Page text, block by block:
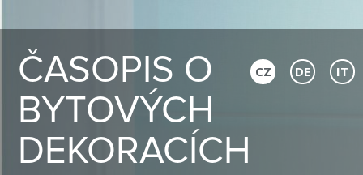
ČASOPIS O
BYTOVÝCH
DEKORACÍCH
CZ DE IT